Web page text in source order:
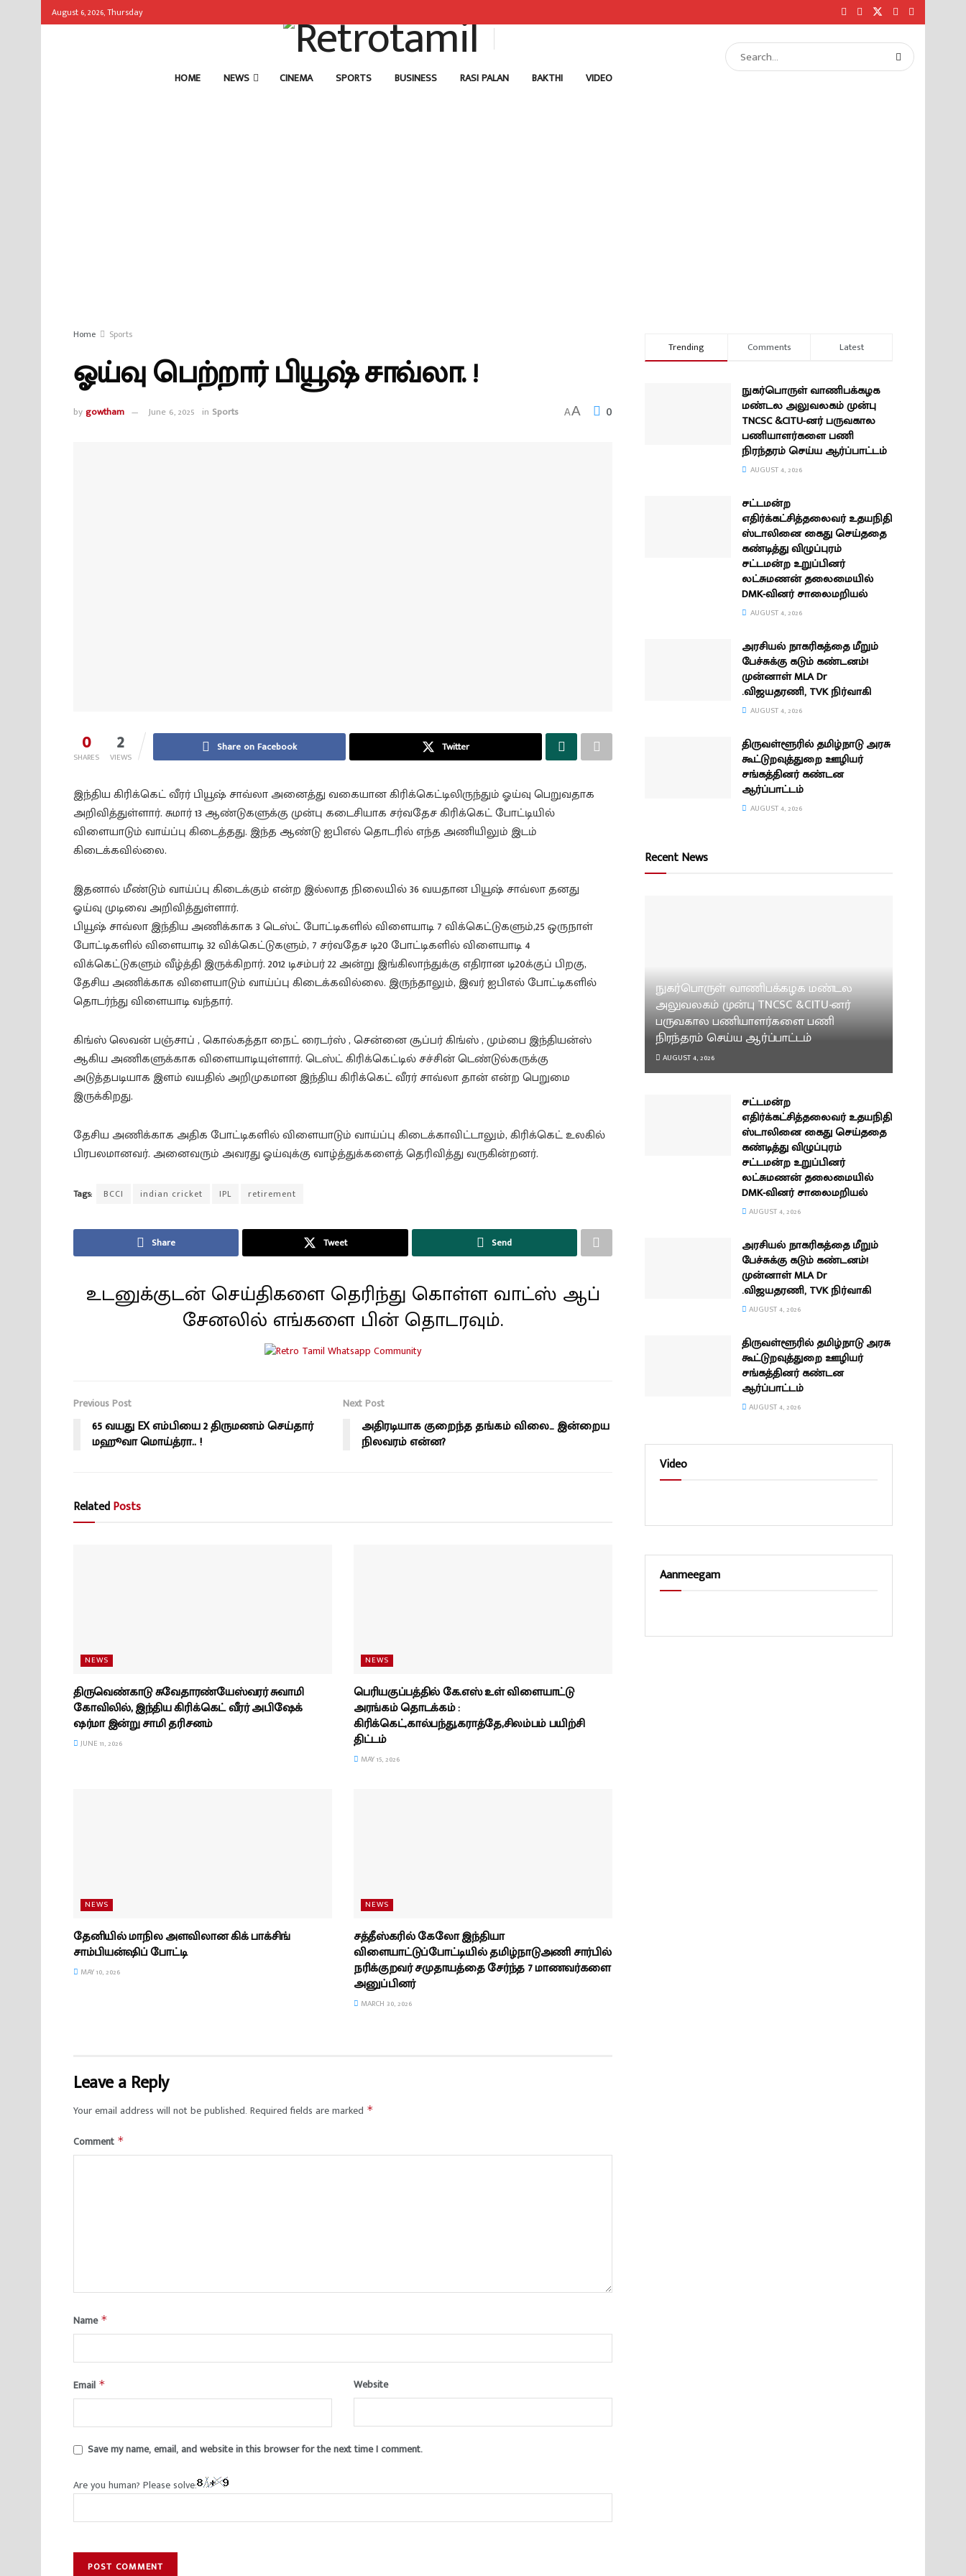
August 6, 2026, Thursday
HOME NEWS CINEMA SPORTS BUSINESS RASI PALAN BAKTHI VIDEO
Home Sports
ஓய்வு பெற்றார் பியூஷ் சாவ்லா. !
bygowtham June 6, 2025 in Sports AA 0
0
SHARES 2
VIEWS
Share on Facebook Twitter
இந்திய கிரிக்கெட் வீரர் பியூஷ் சாவ்லா அனைத்து வகையான கிரிக்கெட்டிலிருந்தும் ஓய்வு பெறுவதாக
அறிவித்துள்ளார். சுமார் 13 ஆண்டுகளுக்கு முன்பு கடைசியாக சர்வதேச கிரிக்கெட் போட்டியில்
விளையாடும் வாய்ப்பு கிடைத்தது. இந்த ஆண்டு ஐபிஎல் தொடரில் எந்த அணியிலும் இடம்
கிடைக்கவில்லை.
இதனால் மீண்டும் வாய்ப்பு கிடைக்கும் என்ற இல்லாத நிலையில் 36 வயதான பியூஷ் சாவ்லா தனது
ஓய்வு முடிவை அறிவித்துள்ளார்.
பியூஷ் சாவ்லா இந்திய அணிக்காக 3 டெஸ்ட் போட்டிகளில் விளையாடி 7 விக்கெட்டுகளும்,25 ஒருநாள்
போட்டிகளில் விளையாடி 32 விக்கெட்டுகளும், 7 சர்வதேச டி20 போட்டிகளில் விளையாடி 4
விக்கெட்டுகளும் வீழ்த்தி இருக்கிறார். 2012 டிசம்பர் 22 அன்று இங்கிலாந்துக்கு எதிரான டி20க்குப் பிறகு,
தேசிய அணிக்காக விளையாடும் வாய்ப்பு கிடைக்கவில்லை. இருந்தாலும், இவர் ஐபிஎல் போட்டிகளில்
தொடர்ந்து விளையாடி வந்தார்.
கிங்ஸ் லெவன் பஞ்சாப் , கொல்கத்தா நைட் ரைடர்ஸ் , சென்னை சூப்பர் கிங்ஸ் , மும்பை இந்தியன்ஸ்
ஆகிய அணிகளுக்காக விளையாடியுள்ளார். டெஸ்ட் கிரிக்கெட்டில் சச்சின் டெண்டுல்கருக்கு
அடுத்தபடியாக இளம் வயதில் அறிமுகமான இந்திய கிரிக்கெட் வீரர் சாவ்லா தான் என்ற பெறுமை
இருக்கிறது.
தேசிய அணிக்காக அதிக போட்டிகளில் விளையாடும் வாய்ப்பு கிடைக்காவிட்டாலும், கிரிக்கெட் உலகில்
பிரபலமானவர். அனைவரும் அவரது ஓய்வுக்கு வாழ்த்துக்களைத் தெரிவித்து வருகின்றனர்.
Tags: BCCI indian cricket IPL retirement
Share Tweet Send
உடனுக்குடன் செய்திகளை தெரிந்து கொள்ள வாட்ஸ் ஆப்
சேனலில் எங்களை பின் தொடரவும்.
Previous Post
65 வயது EX எம்பியை 2 திருமணம் செய்தார்
மஹூவா மொய்த்ரா.. !
Next Post
அதிரடியாக குறைந்த தங்கம் விலை… இன்றைய
நிலவரம் என்ன?
RelatedPosts
NEWS
திருவெண்காடு சுவேதாரண்யேஸ்வரர் சுவாமி
கோவிலில், இந்திய கிரிக்கெட் வீரர் அபிஷேக்
ஷர்மா இன்று சாமி தரிசனம்
JUNE 11, 2026
NEWS
பெரியகுப்பத்தில் கே.எஸ் உள் விளையாட்டு
அரங்கம் தொடக்கம் :
கிரிக்கெட்,கால்பந்து,கராத்தே,சிலம்பம் பயிற்சி
திட்டம்
MAY 15, 2026
NEWS
தேனியில் மாநில அளவிலான கிக் பாக்சிங்
சாம்பியன்ஷிப் போட்டி
MAY 10, 2026
NEWS
சத்தீஸ்கரில் கேலோ இந்தியா
விளையாட்டுப்போட்டியில் தமிழ்நாடுஅணி சார்பில்
நரிக்குறவர் சமுதாயத்தை சேர்ந்த 7 மாணவர்களை
அனுப்பினர்
MARCH 30, 2026
Leave a Reply
Your email address will not be published. Required fields are marked *
Comment *
Name *
Email * Website
Save my name, email, and website in this browser for the next time I comment.
Are you human? Please solve:
Trending Comments Latest
நுகர்பொருள் வாணிபக்கழக
மண்டல அலுவலகம் முன்பு
TNCSC &CITU-னர் பருவகால
பணியாளர்களை பணி
நிரந்தரம் செய்ய ஆர்ப்பாட்டம்
AUGUST 4, 2026
சட்டமன்ற
எதிர்க்கட்சித்தலைவர் உதயநிதி
ஸ்டாலினை கைது செய்ததை
கண்டித்து விழுப்புரம்
சட்டமன்ற உறுப்பினர்
லட்சுமணன் தலைமையில்
DMK-வினர் சாலைமறியல்
AUGUST 4, 2026
அரசியல் நாகரிகத்தை மீறும்
பேச்சுக்கு கடும் கண்டனம்!
முன்னாள் MLA Dr
.விஜயதரணி, TVK நிர்வாகி
AUGUST 4, 2026
திருவள்ளூரில் தமிழ்நாடு அரசு
கூட்டுறவுத்துறை ஊழியர்
சங்கத்தினர் கண்டன
ஆர்ப்பாட்டம்
AUGUST 4, 2026
Recent News
நுகர்பொருள் வாணிபக்கழக மண்டல
அலுவலகம் முன்பு TNCSC &CITU-னர்
பருவகால பணியாளர்களை பணி
நிரந்தரம் செய்ய ஆர்ப்பாட்டம்
AUGUST 4, 2026
சட்டமன்ற
எதிர்க்கட்சித்தலைவர் உதயநிதி
ஸ்டாலினை கைது செய்ததை
கண்டித்து விழுப்புரம்
சட்டமன்ற உறுப்பினர்
லட்சுமணன் தலைமையில்
DMK-வினர் சாலைமறியல்
AUGUST 4, 2026
அரசியல் நாகரிகத்தை மீறும்
பேச்சுக்கு கடும் கண்டனம்!
முன்னாள் MLA Dr
.விஜயதரணி, TVK நிர்வாகி
AUGUST 4, 2026
திருவள்ளூரில் தமிழ்நாடு அரசு
கூட்டுறவுத்துறை ஊழியர்
சங்கத்தினர் கண்டன
ஆர்ப்பாட்டம்
AUGUST 4, 2026
Video
Aanmeegam